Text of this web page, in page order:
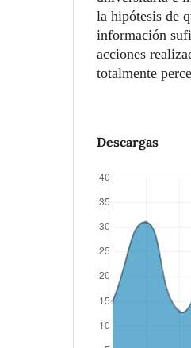
la hipótesis de
información
acciones
totalmente
Descargas